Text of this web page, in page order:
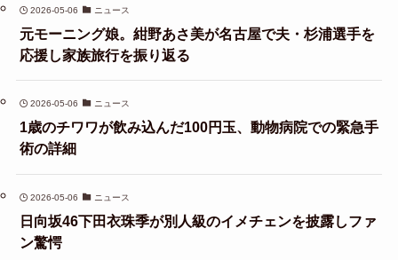
2026-05-06 ニュース
元モーニング娘。紺野あさ美が名古屋で夫・杉浦選手を
応援し家族旅行を振り返る
2026-05-06 ニュース
1歳のチワワが飲み込んだ100円玉、動物病院での緊急手
術の詳細
2026-05-06 ニュース
日向坂46下田衣珠季が別人級のイメチェンを披露しファ
ン驚愕